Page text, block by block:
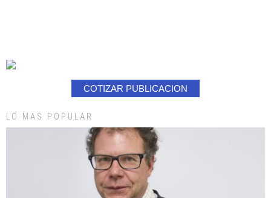
COTIZAR PUBLICACION
LO MAS POPULAR